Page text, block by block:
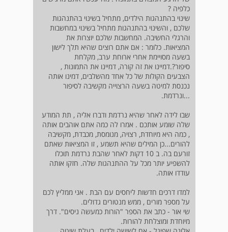
כלפיה ?
שינוי בהתנהגות הילדים, מתחיל בשינוי בהתנהגות
שלכם , והשינוי בהתנהגות מתחיל בשינוי במחשבות
והרגלי החשיבה. המחשבות שלכם יוצרות את
המציאות. כלומר : אם אתם רוצים שהיא תלך לישון
בשעה מסויימת אחרי ארוחת ערב, מקלחת
סיפור?.דמיינו את זה קורה, דמיינו את התמונות ,
הצבעים הקולות של כל אחד מהשלבים, דמינו אותה
נכנסת למיטה בשעה הרצוייה מקשיבה לסיפור
...ונרדמת.
שבו לידה לאחר שהיא נרדמת ודברו אליה , תת המודע
שלה שומע אותכם . אמרו לה כמה אתם אוהבים אותה
, כמה היא מיוחדת, רצויה, מנומסת, מכבדת, מקשיבה
להורים...כן המילים שהיא תשמע , זו המציאות שאתם
זורעם בה. ב 10 דקות לאחר שהבת נרדמת תוכלו
להשפיע יותר מכל על ההתנהגות שלה. חזקו אותה
עודדו אותה.
למדו דרכים חדשות ליחסים עם הבת . אני ממליץ לכם
על מספר מורים , ממש מנטורים גדולים.
שי אור - כתב את הספר "הורות כמעשה ניסים". דרך
מיוחדת ומוצלחת להורות.